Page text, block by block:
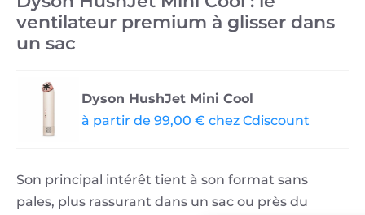
ventilateur premium à glisser dans
un sac
Dyson HushJet Mini Cool
à partir de 99,00 € chez Cdiscount
Son principal intérêt tient à son format sans
pales, plus rassurant dans un sac ou près du